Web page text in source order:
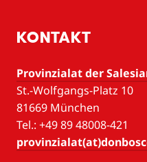
KONTAKT
Provinzialat der
St.-Wolfgangs-Platz 10
81669 München
Tel.: +49 89 48008-421